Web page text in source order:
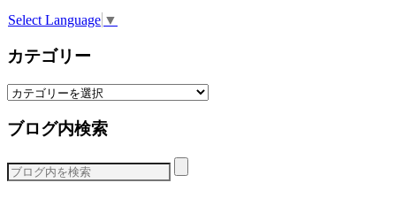
Select Language ▼
カテゴリー
カ
ゴ
ー
ブログ内検索